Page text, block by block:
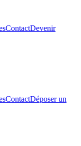
ContactDevenir
ContactDéposer un